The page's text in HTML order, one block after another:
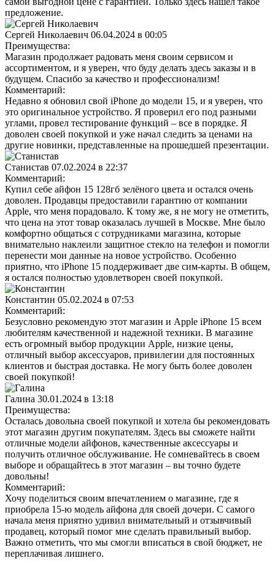
предложение.
Сергей Николаевич 06.04.2024 в 00:05
Преимущества:
Магазин продолжает радовать меня своим сервисом и
ассортиментом, и я уверен, что буду делать здесь заказы и в
будущем. Спасибо за качество и профессионализм!
Комментарий:
Недавно я обновил свой iPhone до модели 15, и я уверен, что
это оригинальное устройство. Я проверил его под разными
углами, провел тестирование функций – все в порядке. Я
доволен своей покупкой и уже начал следить за ценами на
другие новинки, представленные на прошедшей презентации.
Станистав 07.02.2024 в 22:37
Комментарий:
Купил себе айфон 15 128гб зелёного цвета и остался очень
доволен. Продавцы предоставили гарантию от компании
Apple, что меня порадовало. К тому же, я не могу не отметить,
что цена на этот товар оказалась лучшей в Москве. Мне было
комфортно общаться с сотрудниками магазина, которые
внимательно наклеили защитное стекло на телефон и помогли
перенести мои данные на новое устройство. Особенно
приятно, что iPhone 15 поддерживает две сим-карты. В общем,
я остался полностью удовлетворен своей покупкой.
Константин 05.02.2024 в 07:53
Комментарий:
Безусловно рекомендую этот магазин и Apple iPhone 15 всем
любителям качественной и надежной техники. В магазине
есть огромный выбор продукции Apple, низкие цены,
отличный выбор аксессуаров, привилегии для постоянных
клиентов и быстрая доставка. Не могу быть более доволен
своей покупкой!
Галина 30.01.2024 в 13:18
Преимущества:
Осталась довольна своей покупкой и хотела бы рекомендовать
этот магазин другим покупателям. Здесь вы сможете найти
отличные модели айфонов, качественные аксессуары и
получить отличное обслуживание. Не сомневайтесь в своем
выборе и обращайтесь в этот магазин – вы точно будете
довольны!
Комментарий:
Хочу поделиться своим впечатлением о магазине, где я
приобрела 15-ю модель айфона для своей дочери. С самого
начала меня приятно удивил внимательный и отзывчивый
продавец, который помог мне сделать правильный выбор.
Важно отметить, что мы смогли вписаться в свой бюджет, не
переплачивая лишнего.